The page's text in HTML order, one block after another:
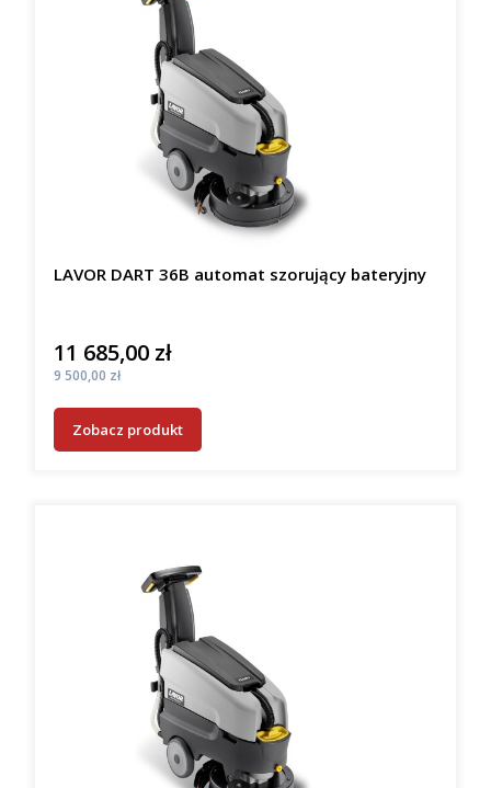
LAVOR DART 36B automat szorujący bateryjny
Cena
11 685,00 zł
Cena
9 500,00 zł
Zobacz produkt